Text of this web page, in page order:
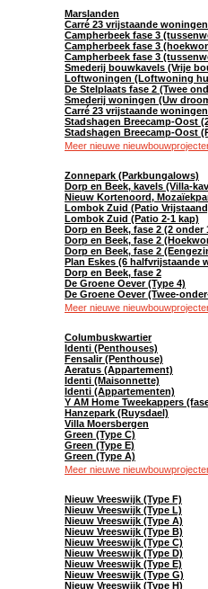
Marslanden
Carré 23 vrijstaande
Campherbeek fase 3
Campherbeek fase 3
Campherbeek fase 3
Smederij bouwkavels (Vrije
Loftwoningen (Loftwoning
De Stelplaats fase 2 (Twee
Smederij woningen (Uw
Carré 23 vrijstaande woningen
Stadshagen Breecamp-Oost
Stadshagen Breecamp-Oost
Meer nieuwe
Zonnepark (Parkbungalows)
Dorp en Beek, kavels (Villa-
Nieuw Kortenoord,
Lombok Zuid (Patio
Lombok Zuid (Patio 2-1 kap)
Dorp en Beek, fase 2 (2
Dorp en Beek, fase 2
Dorp en Beek, fase 2
Plan Eskes (6 halfvrijstaande
Dorp en Beek, fase 2
De Groene Oever (Type 4)
De Groene Oever (Twee-
Meer nieuwe
Columbuskwartier
Identi (Penthouses)
Fensalir (Penthouse)
Aeratus (Appartement)
Identi (Maisonnette)
Identi (Appartementen)
Y AM Home Tweekappers
Hanzepark (Ruysdael)
Villa Moersbergen
Green (Type C)
Green (Type E)
Green (Type A)
Meer nieuwe
Nieuw Vreeswijk (Type F)
Nieuw Vreeswijk (Type L)
Nieuw Vreeswijk (Type A)
Nieuw Vreeswijk (Type B)
Nieuw Vreeswijk (Type C)
Nieuw Vreeswijk (Type D)
Nieuw Vreeswijk (Type E)
Nieuw Vreeswijk (Type G)
Nieuw Vreeswijk (Type H)